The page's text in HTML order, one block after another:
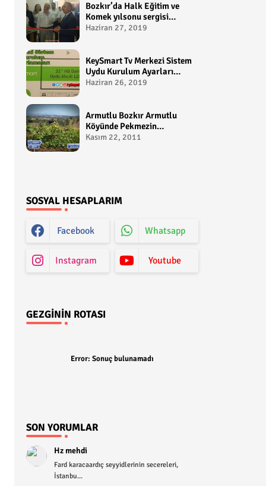
Bozkır’da Halk Eğitim ve
Komek yılsonu sergisi
gerçekleştirildi-
Haziran 27, 2019
KeySmart Tv Merkezi Sistem
Uydu Kurulum Ayarları
Video anlatım -
Haziran 26, 2019
Armutlu Bozkır Armutlu
Köyünde Pekmezin
Hikayesi:Gezen Bilir Kontv
Kasım 22, 2011
SOSYAL HESAPLARIM
Facebook Whatsapp
Instagram Youtube
GEZGININ ROTASI
Error: Sonuç bulunamadı
SON YORUMLAR
Hz mehdi
Fard karacaardıç seyyidlerinin secereleri,
İstanbu...